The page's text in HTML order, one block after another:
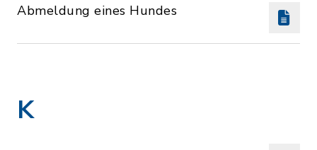
Abmeldung eines Hundes
K